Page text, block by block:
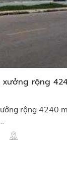
rộng
rộng 4240